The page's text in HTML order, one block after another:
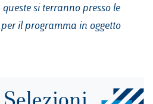
queste si terranno presso le
il programma in oggetto